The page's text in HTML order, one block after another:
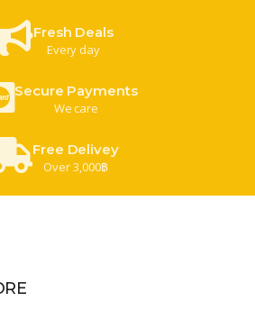
Fresh Deals
Every day
Secure Payments
We care
Free Delivey
Over 3,000฿